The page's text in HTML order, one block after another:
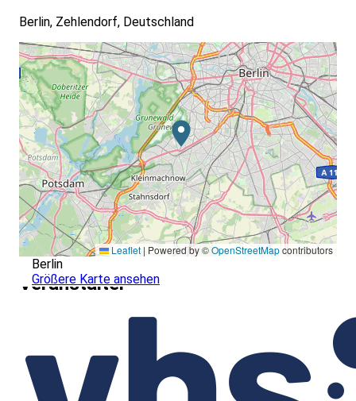
Berlin, Zehlendorf, Deutschland
Leaflet | Powered by ©OpenStreetMapcontributors
Berlin
Größere Karte ansehen
Veranstalter